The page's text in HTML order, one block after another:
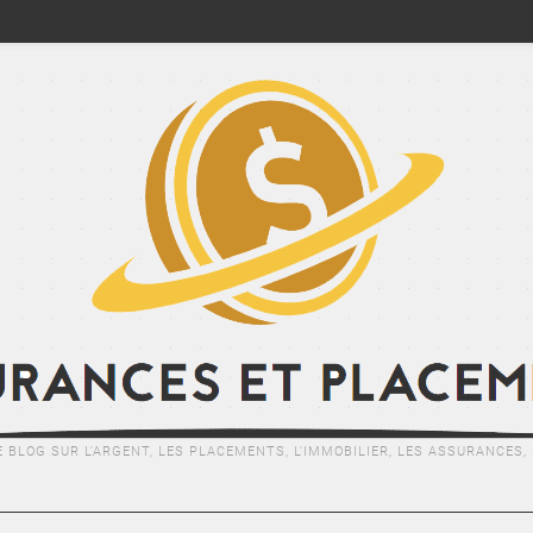
BLOG SUR L'ARGENT, LES PLACEMENTS, L'IMMOBILIER, LES ASSURANCES,